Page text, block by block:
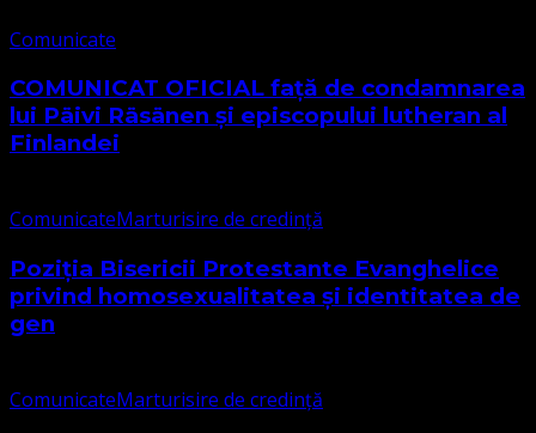
Comunicate
COMUNICAT OFICIAL față de condamnarea
lui Päivi Räsänen și episcopului lutheran al
Finlandei
ComunicateMarturisire de credință
Poziția Bisericii Protestante Evanghelice
privind homosexualitatea și identitatea de
gen
ComunicateMarturisire de credință